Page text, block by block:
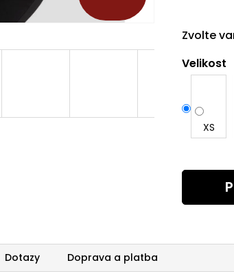
Zvolte
Velikost
XS
Dotazy Doprava a platba